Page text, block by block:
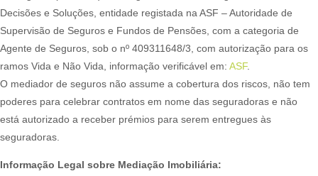
Decisões e Soluções, entidade registada na ASF – Autoridade de
Supervisão de Seguros e Fundos de Pensões, com a categoria de
Agente de Seguros, sob o nº 409311648/3, com autorização para os
ramos Vida e Não Vida, informação verificável em: ASF.
O mediador de seguros não assume a cobertura dos riscos, não tem
poderes para celebrar contratos em nome das seguradoras e não
está autorizado a receber prémios para serem entregues às
seguradoras.
Informação Legal sobre Mediação Imobiliária: